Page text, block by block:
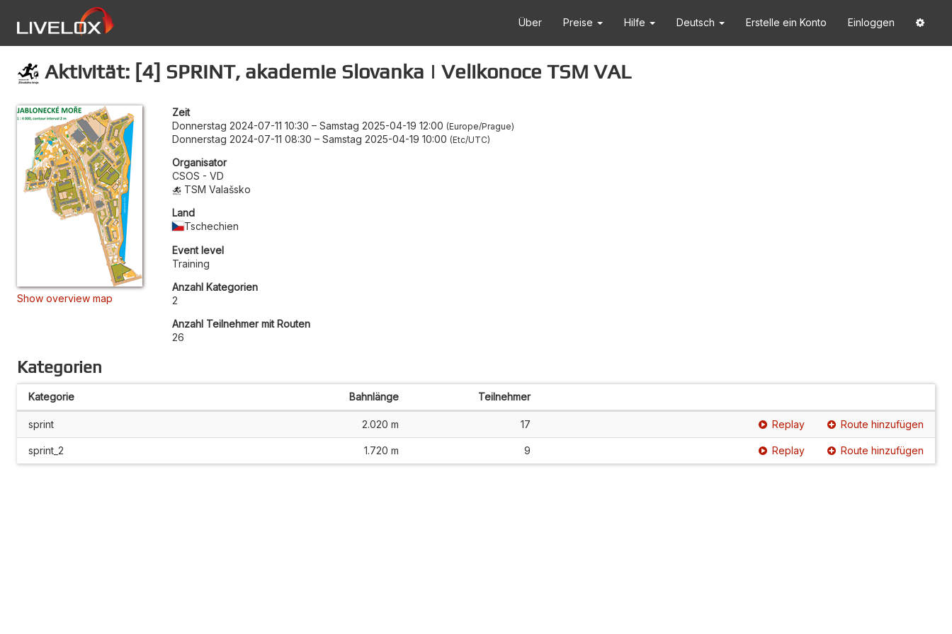
Über Preise Hilfe Deutsch Erstelle ein Konto Einloggen
Aktivität: [4] SPRINT, akademie Slovanka | Velikonoce TSM VAL
Show overview map
Zeit
Donnerstag 2024-07-11 10:30 – Samstag 2025-04-19 12:00 Europe/Prague
Donnerstag 2024-07-11 08:30 – Samstag 2025-04-19 10:00 Etc/UTC
Organisator
CSOS - VD
TSM Valašsko
Land
Tschechien
Event level
Training
Anzahl Kategorien
2
Anzahl Teilnehmer mit Routen
26
Kategorien
Kategorie Bahnlänge Teilnehmer
sprint 2.020 m 17 Replay Route hinzufügen
sprint_2 1.720 m 9 Replay Route hinzufügen